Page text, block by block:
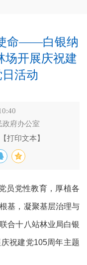
命——白银纳
场开展庆祝建
活动
政府办公室
【打印文本】
员党性教育，厚植各
基，凝聚基层治理与
合十八站林业局白银
祝建党105周年主题